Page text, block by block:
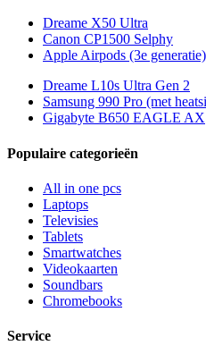
Dreame X50 Ultra
Canon CP1500 Selphy
Apple Airpods (3e generatie)
Dreame L10s Ultra Gen 2
Samsung 990 Pro (met
Gigabyte B650 EAGLE AX
Populaire categorieën
All in one pcs
Laptops
Televisies
Tablets
Smartwatches
Videokaarten
Soundbars
Chromebooks
Service